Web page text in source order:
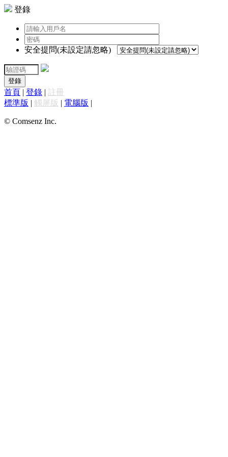
登錄
安全提問(未設定請忽略)
登錄
首頁 | 登錄 | 註冊
標準版 | 觸屏版 | 電腦版 |
© Comsenz Inc.